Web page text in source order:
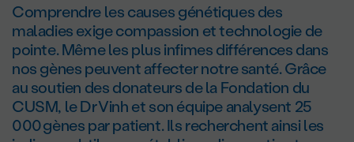
Comprendre les causes génétiques des
maladies exige compassion et technologie de
pointe. Même les plus infimes différences dans
nos gènes peuvent affecter notre santé. Grâce
au soutien des donateurs de la Fondation du
CUSM, le Dr Vinh et son équipe analysent 25
000 gènes par patient. Ils recherchent ainsi les